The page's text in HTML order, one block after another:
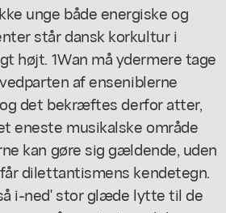
unge både energiske og
står dansk korkultur i
højt. 1Wan må ydermere tage
af enseniblerne
det bekræftes derfor atter,
eneste musikalske område
kan gøre sig gældende, uden
dilettantismens kendetegn.
i-ned' stor glæde lytte til de